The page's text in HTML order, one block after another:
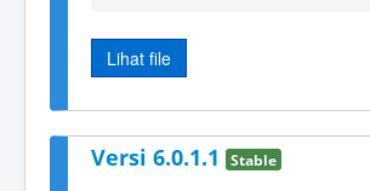
Lihat file
Versi 6.0.1.1 Stable